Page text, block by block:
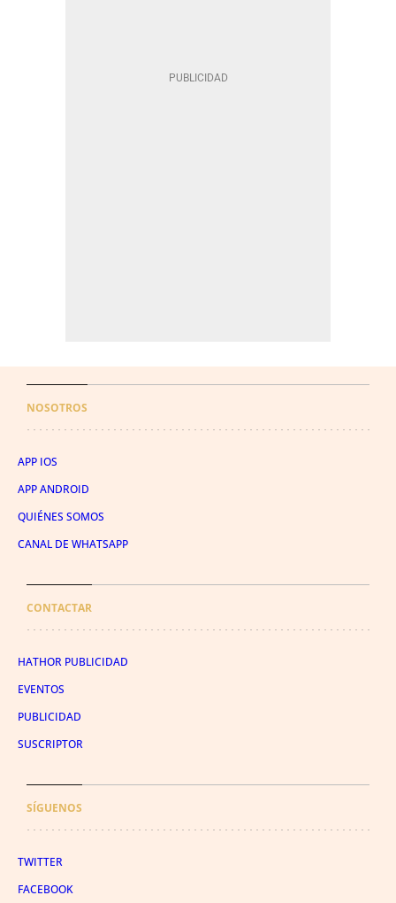
NOSOTROS
APP IOS
APP ANDROID
QUIÉNES SOMOS
CANAL DE WHATSAPP
CONTACTAR
HATHOR PUBLICIDAD
EVENTOS
PUBLICIDAD
SUSCRIPTOR
SÍGUENOS
TWITTER
FACEBOOK